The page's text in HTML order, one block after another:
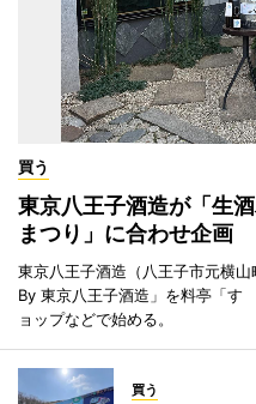
買う
東京八王子酒造が「生
まつり」に合わせ企画
東京八王子酒造（八王子市元横
By 東京八王子酒造」を料亭「す
ョップなどで始める。
買う